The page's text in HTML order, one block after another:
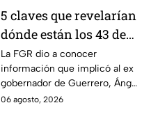
5 claves que revelarían
dónde están los 43 de
Ayotzinapa tras
captura de Ángel
Aguirre, ex gobernador
de Guerrero
La FGR dio a conocer
información que implicó al ex
gobernador de Guerrero, Ángel
Aguirre, quien fue detenido
06 agosto, 2026